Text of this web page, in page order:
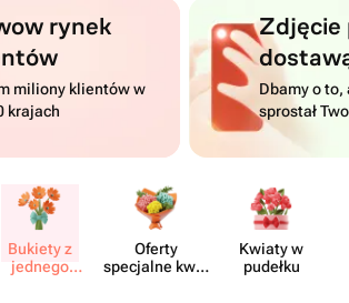
rynek
miliony klientów w
krajach
Dbamy o to,
sprostał
Bukiety z
jednego
Oferty
specjalne kwia​
Kwiaty w
pudełku